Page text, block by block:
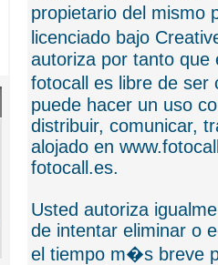
propietario del mismo
licenciado bajo
autoriza por tanto que
fotocall es libre de
puede hacer un uso
distribuir, comunicar,
alojado en
fotocall.es.
Usted autoriza
de intentar eliminar o
el tiempo m�s breve